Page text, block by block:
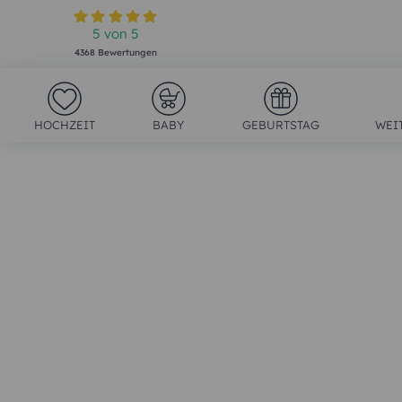
5 von 5
4368Bewertungen
HOCHZEIT BABY GEBURTSTAG